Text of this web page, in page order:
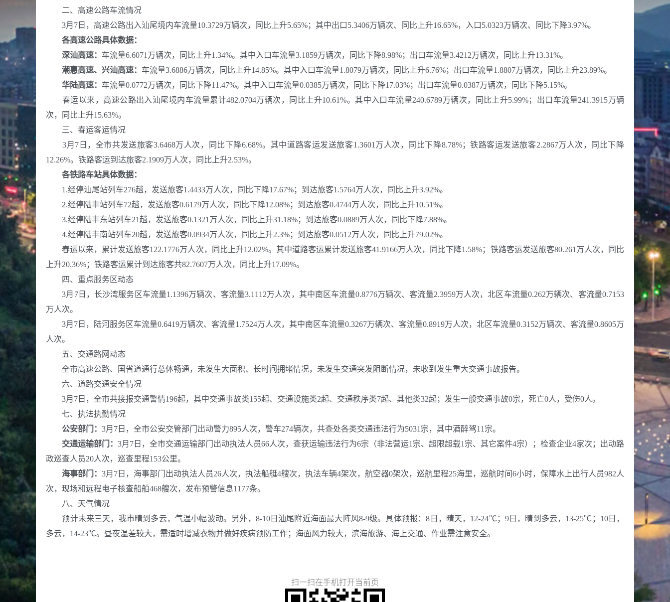
二、高速公路车流情况
3月7日，高速公路出入汕尾境内车流量10.3729万辆次，同比上升5.65%；其中出口5.3406万辆次、同比上升16.65%，入口5.0323万辆次、同比下降3.97%。
各高速公路具体数据：
深汕高速： 车流量6.6071万辆次，同比上升1.34%。其中入口车流量3.1859万辆次，同比下降8.98%；出口车流量3.4212万辆次，同比上升13.31%。
潮惠高速、兴汕高速： 车流量3.6886万辆次，同比上升14.85%。其中入口车流量1.8079万辆次，同比上升6.76%；出口车流量1.8807万辆次，同比上升23.89%。
华陆高速： 车流量0.0772万辆次，同比下降11.47%。其中入口车流量0.0385万辆次，同比下降17.03%；出口车流量0.0387万辆次，同比下降5.15%。
春运以来，高速公路出入汕尾境内车流量累计482.0704万辆次，同比上升10.61%。其中入口车流量240.6789万辆次，同比上升5.99%；出口车流量241.3915万辆
次，同比上升15.63%。
三、春运客运情况
3月7日，全市共发送旅客3.6468万人次，同比下降6.68%。其中道路客运发送旅客1.3601万人次，同比下降8.78%；铁路客运发送旅客2.2867万人次，同比下降
12.26%。铁路客运到达旅客2.1909万人次，同比上升2.53%。
各铁路车站具体数据：
1.经停汕尾站列车276趟，发送旅客1.4433万人次，同比下降17.67%；到达旅客1.5764万人次，同比上升3.92%。
2.经停陆丰站列车72趟，发送旅客0.6179万人次，同比下降12.08%；到达旅客0.4744万人次，同比上升10.51%。
3.经停陆丰东站列车21趟，发送旅客0.1321万人次，同比上升31.18%；到达旅客0.0889万人次，同比下降7.88%。
4.经停陆丰南站列车20趟，发送旅客0.0934万人次，同比上升2.3%；到达旅客0.0512万人次，同比上升79.02%。
春运以来，累计发送旅客122.1776万人次，同比上升12.02%。其中道路客运累计发送旅客41.9166万人次，同比下降1.58%；铁路客运发送旅客80.261万人次，同比
上升20.36%；铁路客运累计到达旅客共82.7607万人次，同比上升17.09%。
四、重点服务区动态
3月7日，长沙湾服务区车流量1.1396万辆次、客流量3.1112万人次，其中南区车流量0.8776万辆次、客流量2.3959万人次，北区车流量0.262万辆次、客流量0.7153
万人次。
3月7日，陆河服务区车流量0.6419万辆次、客流量1.7524万人次，其中南区车流量0.3267万辆次、客流量0.8919万人次，北区车流量0.3152万辆次、客流量0.8605万
人次。
五、交通路网动态
全市高速公路、国省道通行总体畅通，未发生大面积、长时间拥堵情况，未发生交通突发阻断情况，未收到发生重大交通事故报告。
六、道路交通安全情况
3月7日，全市共接报交通警情196起，其中交通事故类155起、交通设施类2起、交通秩序类7起、其他类32起；发生一般交通事故0宗，死亡0人，受伤0人。
七、执法执勤情况
公安部门： 3月7日，全市公安交管部门出动警力895人次，警车274辆次，共查处各类交通违法行为5031宗，其中酒醉驾11宗。
交通运输部门： 3月7日，全市交通运输部门出动执法人员66人次，查获运输违法行为6宗（非法营运1宗、超限超载1宗、其它案件4宗）；检查企业4家次；出动路
政巡查人员20人次，巡查里程153公里。
海事部门： 3月7日，海事部门出动执法人员26人次，执法船艇4艘次，执法车辆4架次，航空器0架次，巡航里程25海里，巡航时间6小时，保障水上出行人员982人
次，现场和远程电子核查船舶468艘次，发布预警信息1177条。
八、天气情况
预计未来三天，我市晴到多云，气温小幅波动。另外，8-10日汕尾附近海面最大阵风8-9级。具体预报：8日，晴天，12-24℃；9日，晴到多云，13-25℃；10日，
多云，14-23℃。昼夜温差较大，需适时增减衣物并做好疾病预防工作；海面风力较大，滨海旅游、海上交通、作业需注意安全。
扫一扫在手机打开当前页